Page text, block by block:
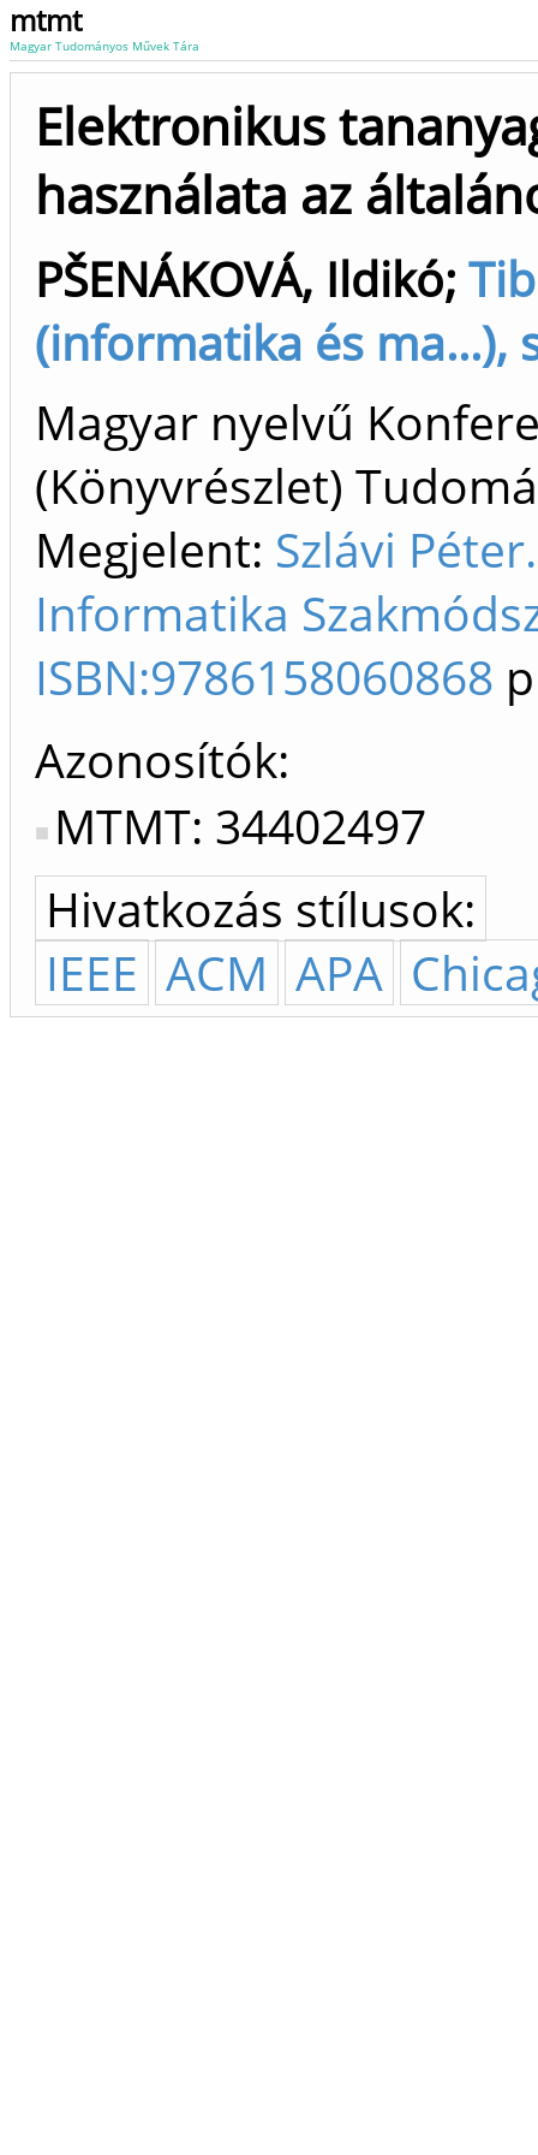
mtmt
Magyar Tudományos Művek Tára
Elektronikus
használata az
PŠENÁKOVÁ, Ildikó;
(informatika és ma...),
Magyar nyelvű
(Könyvrészlet)
Megjelent: Szlávi
Informatika
ISBN:9786158060868
Azonosítók
MTMT: 34402497
Hivatkozás stílusok:
IEEE ACM APA